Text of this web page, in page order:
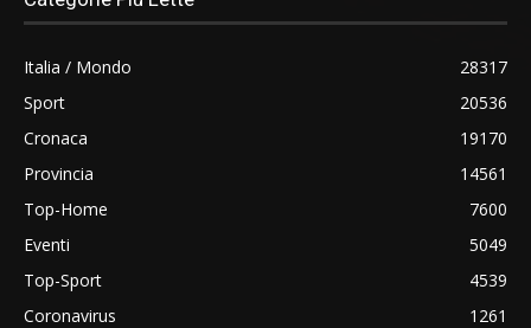
Italia / Mondo
28317
Sport
20536
Cronaca
19170
Provincia
14561
Top-Home
7600
Eventi
5049
Top-Sport
4539
Coronavirus
1261